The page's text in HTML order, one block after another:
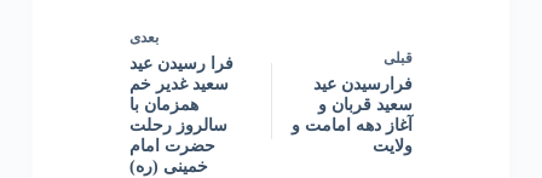
قبلی
فرارسیدن عید
سعید قربان و
آغاز دهه امامت و
ولایت
بعدی
فرا رسیدن عید
سعید غدیر خم
همزمان با
سالروز رحلت
حضرت امام
خمینی (ره)